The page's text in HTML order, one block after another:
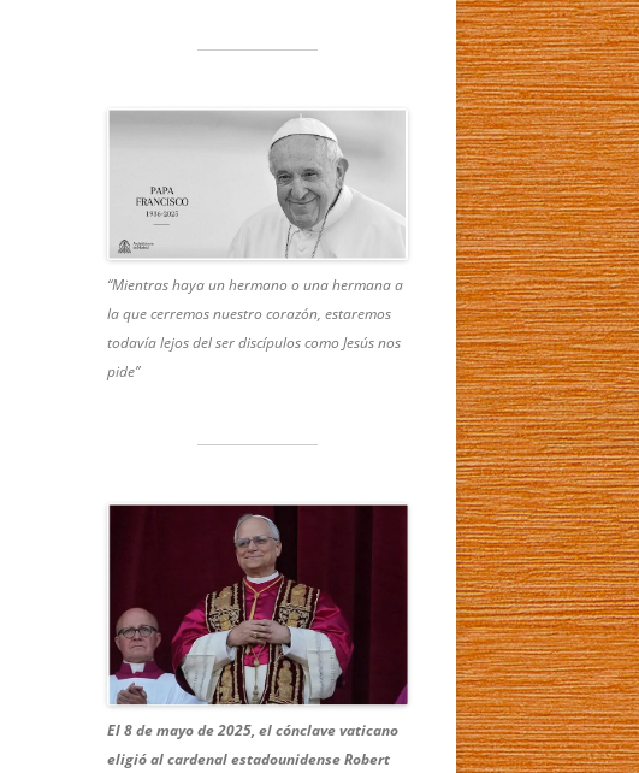
“Mientras haya un hermano o una hermana a
la que cerremos nuestro corazón, estaremos
todavía lejos del ser discípulos como Jesús nos
pide”
El 8 de mayo de 2025, el cónclave vaticano
eligió al cardenal estadounidense Robert